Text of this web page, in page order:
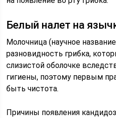
Белый налет на
Молочница (научное
разновидность грибка,
слизистой оболочке
гигиены, поэтому первым
быть чистота.
Причины появления